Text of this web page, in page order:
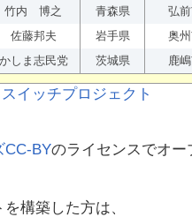
竹内 博之 青森県 弘
佐藤邦夫 岩手県 奥
かしま志民党 茨城県 鹿
CC-BYのライセンスでオ
構築した方は、